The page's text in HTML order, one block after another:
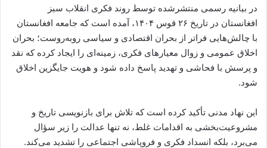
در بیانیه رسمی منتشرشده توسط روند فکری انقلاب سبز
افغانستان در تاریخ ۲۶ قوس ۱۴۰۴، آمده است که جامعه افغانستان
با چالش‌هایی فراتر از بحران اقتصادی و سیاسی روبه‌روست؛ بحران
اخلاق عمومی و زوال معیارهای فکری، زمینه‌ای را ایجاد کرده که نقد
و پرسش با فحاشی و تهدید پاسخ داده شود و هویت جایگزین اخلاق
شود.
این نهاد مدنی تأکید کرده است که تلاش برای بازنویسی تاریخ و
مشروعیت‌بخشی به اقدامات غلط، نه تنها عدالت را زیر سؤال
می‌برد، بلکه انسداد فکری و فروپاشی اجتماعی را تشدید می‌کند.